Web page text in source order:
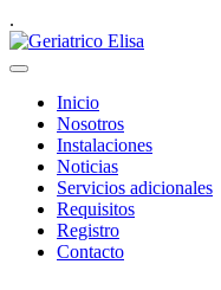
.
Inicio
Nosotros
Instalaciones
Noticias
Servicios adicionales
Requisitos
Registro
Contacto